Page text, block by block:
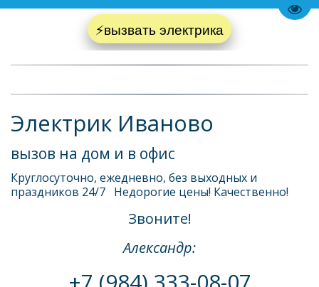
⚡вызвать электрика
Электрик Иваново
вызов на дом и в офис
Круглосуточно, ежедневно, без выходных и
праздников 24/7   Недорогие цены! Качественно!
Звоните!
Александр: